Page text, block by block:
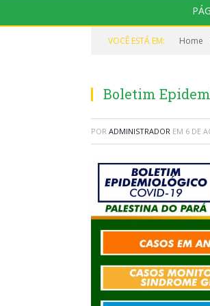
VOCÊ ESTÁ EM: Home
Boletim
POR ADMINISTRADOR EM 6 DE